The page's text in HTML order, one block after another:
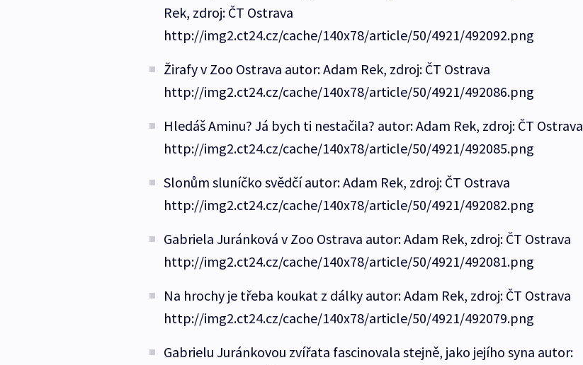
Rek, zdroj: ČT Ostrava
http://img2.ct24.cz/cache/140x78/article/50/4921/492092.png
Žirafy v Zoo Ostrava autor: Adam Rek, zdroj: ČT Ostrava
http://img2.ct24.cz/cache/140x78/article/50/4921/492086.png
Hledáš Aminu? Já bych ti nestačila? autor: Adam Rek, zdroj: ČT Ostrava
http://img2.ct24.cz/cache/140x78/article/50/4921/492085.png
Slonům sluníčko svědčí autor: Adam Rek, zdroj: ČT Ostrava
http://img2.ct24.cz/cache/140x78/article/50/4921/492082.png
Gabriela Juránková v Zoo Ostrava autor: Adam Rek, zdroj: ČT Ostrava
http://img2.ct24.cz/cache/140x78/article/50/4921/492081.png
Na hrochy je třeba koukat z dálky autor: Adam Rek, zdroj: ČT Ostrava
http://img2.ct24.cz/cache/140x78/article/50/4921/492079.png
Gabrielu Juránkovou zvířata fascinovala stejně, jako jejího syna autor: